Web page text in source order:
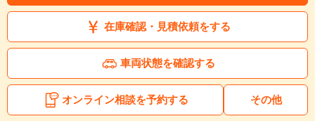
在庫確認・見積依頼をする
車両状態を確認する
オンライン相談を予約する その他